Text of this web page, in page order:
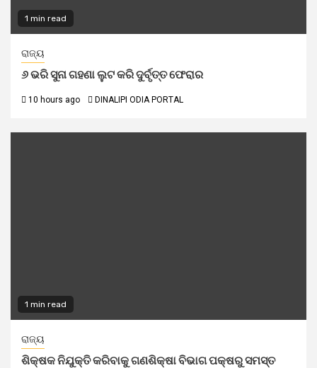
1 min read
ରାଜ୍ୟ
୬ ଭରି ସୁନା ଗହଣା ଲୁଟ କରି ଦୁର୍ବୃତ୍ତ ଫେରାର
10 hours ago DINALIPI ODIA PORTAL
1 min read
ରାଜ୍ୟ
ଶିକ୍ଷକ ନିଯୁକ୍ତି କରିବାକୁ ଗଣଶିକ୍ଷା ବିଭାଗ ପକ୍ଷରୁ ସମସ୍ତ